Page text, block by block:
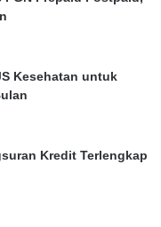
Kesehatan untuk
Kredit Terlengkap